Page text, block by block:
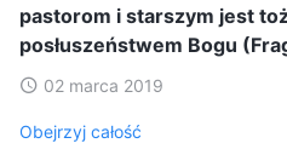
pastorom i starszym jest
posłuszeństwem Bogu
02 marca 2019
Obejrzyj całość